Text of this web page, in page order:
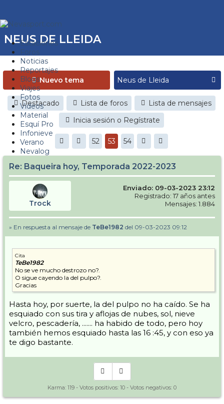
Estaciones
Foros
Noticias
Reportajes
Blogs
Viajes
Fotos
Videos
Material
Esquí Pro
Infonieve
Verano
Nevalog
NEUS DE LLEIDA
Nuevo tema
Destacado Lista de foros
Lista de mensajes
Inicia sesión o Regístrate
52 53 54
Re: Baqueira hoy, Temporada 2022-2023
Trock
Enviado: 09-03-2023 23:12
Registrado: 17 años antes
Mensajes: 1.884
» En respuesta al mensaje de TeBe1982 del 09-03-2023 09:12
Cita
TeBe1982
No se ve mucho destrozo no?.
O sigue cayendo la del pulpo?.
Gracias
Hasta hoy, por suerte, la del pulpo no ha caído. Se ha
esquiado con sus tira y aflojas de nubes, sol, nieve
velcro, pescadería, ....... ha habido de todo, pero hoy
también hemos esquiado hasta las 16 :45, y con eso ya
te digo bastante.
Karma: 119 - Votos positivos: 10 - Votos negativos: 0